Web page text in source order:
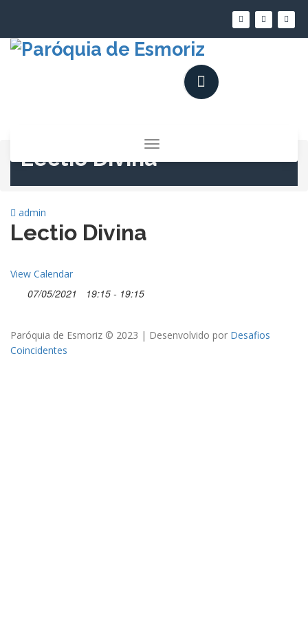
conteúdo
Alternar
a
Lectio Divina
admin
Lectio Divina
View Calendar
07/05/2021 19:15 - 19:15
Paróquia de Esmoriz © 2023 | Desenvolvido por Desafios
Coincidentes